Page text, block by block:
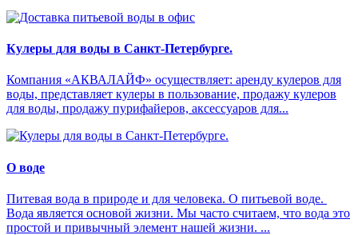
Кулеры для воды в Санкт-Петербурге.
Компания «АКВАЛАЙФ» осуществляет: аренду кулеров для
воды, представляет кулеры в пользование, продажу кулеров
для воды, продажу пурифайеров, аксессуаров для...
О воде
Питевая вода в природе и для человека. О питьевой воде.
Вода является основой жизни. Мы часто считаем, что вода это
простой и привычный элемент нашей жизни. ...